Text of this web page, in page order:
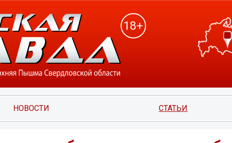
18+
НОВОСТИ СТАТЬИ